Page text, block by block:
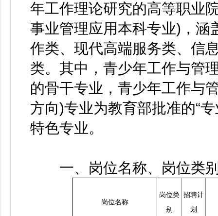
年工作理论研究的高等职业
事业管理应用本科专业)，涵
作类、现代高端服务类、信
类。其中，青少年工作与管
的骨干专业，青少年工作与
方向)专业为教育部批准的“
特色专业。
一、岗位名称、岗位类别
岗位名称
岗位类
别
招聘计
划